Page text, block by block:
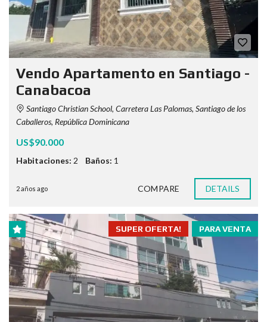
Vendo Apartamento en Santiago -
Canabacoa
Santiago Christian School, Carretera Las Palomas, Santiago de los
Caballeros, República Dominicana
US$90.000
Habitaciones: 2 Baños: 1
2 años ago COMPARE DETAILS
PARA VENTA
SUPER OFERTA!